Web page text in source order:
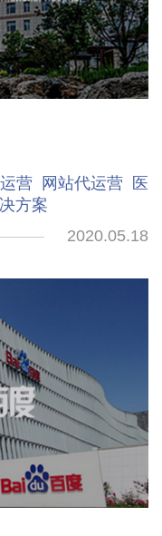
营 网站代运营
医
方案
2020.05.18